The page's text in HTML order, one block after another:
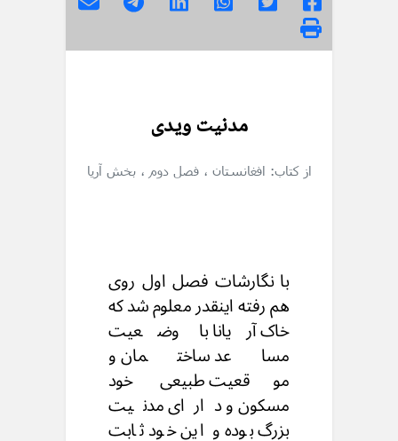
مدنیت ویدی
از کتاب: افغانستان ، فصل دوم ، بخش آریا
با نگارشات فصل اول روی
هم رفته اینقدر معلوم شد که
خاک آریانا با وضعیت
مساعد ساختمان و
موقعیت طبیعی خود
مسکون و دارای مدنیت
بزرگ بوده و این خود ثابت